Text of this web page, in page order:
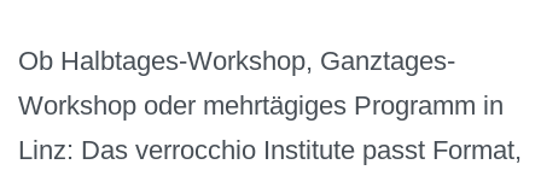
Ob Halbtages-Workshop, Ganztages-
Workshop oder mehrtägiges Programm in
Linz: Das verrocchio Institute passt Format,